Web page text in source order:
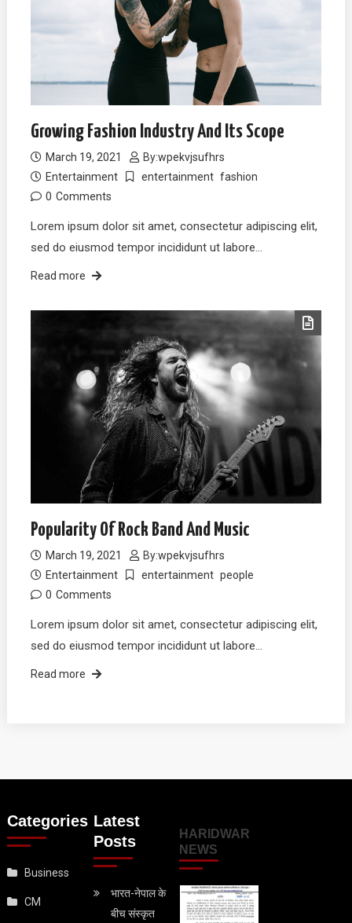
Growing Fashion Industry And Its Scope
March 19, 2021 By:wpekvjsufhrs
Entertainment
entertainment fashion
0 Comments
Lorem ipsum dolor sit amet, consectetur adipiscing elit,
sed do eiusmod tempor incididunt ut labore…
Read more
Popularity Of Rock Band And Music
March 19, 2021 By:wpekvjsufhrs
Entertainment
entertainment people
0 Comments
Lorem ipsum dolor sit amet, consectetur adipiscing elit,
sed do eiusmod tempor incididunt ut labore…
Read more
Categories
Business
CM
Latest
Posts
भारत-नेपाल के
बीच संस्कृत
HARIDWAR
NEWS